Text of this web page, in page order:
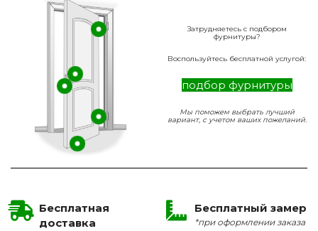
Затрудняетесь с подбором
фурнитуры?
Воспользуйтесь бесплатной услугой:
подбор фурнитуры
Мы поможем выбрать лучший
вариант, с учетом ваших пожеланий.
Бесплатная
доставка
Бесплатный замер
*при оформлении заказа